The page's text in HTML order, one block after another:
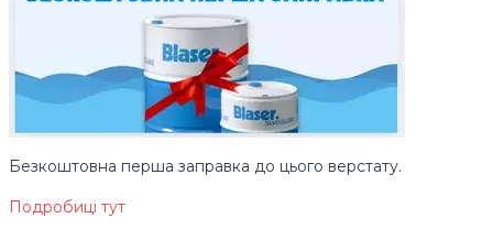
Безкоштовна перша заправка до цього верстату.
Подробиці тут